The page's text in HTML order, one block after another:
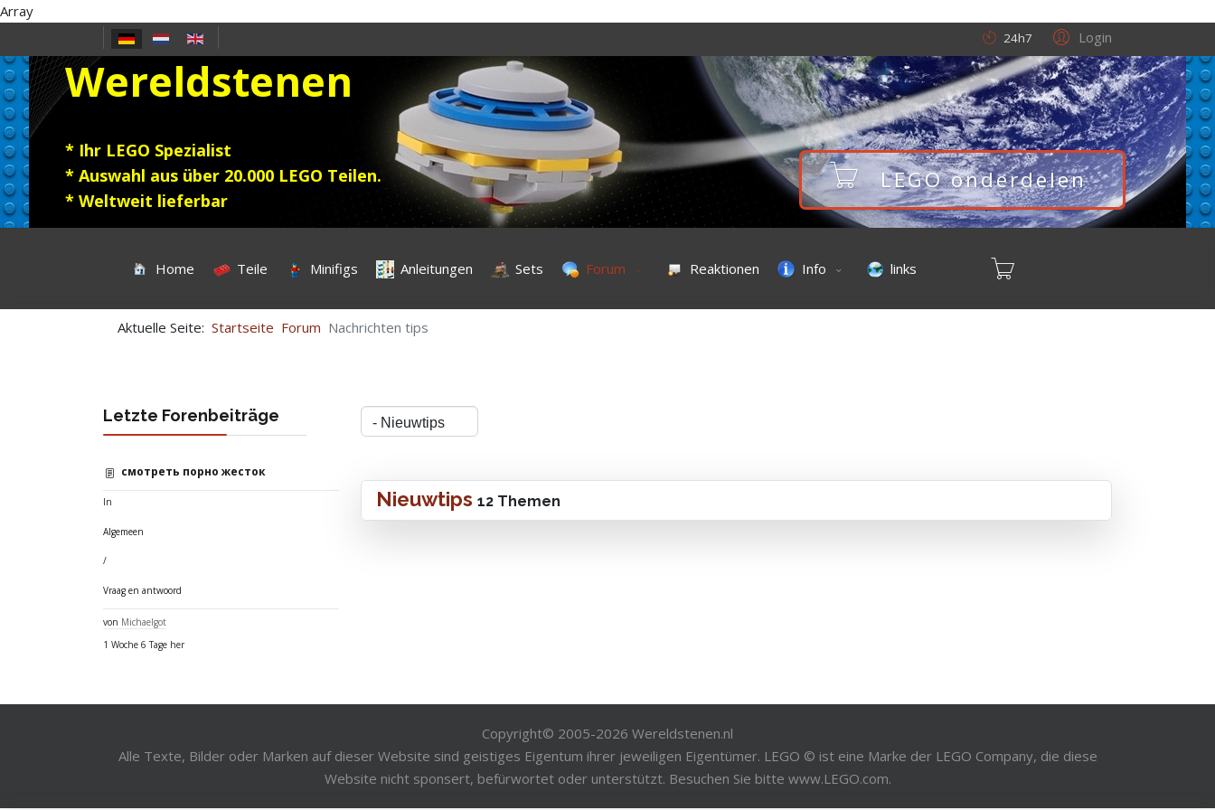
Array
Sprache auswählen
Login
24h7
* Ihr LEGO Spezialist
* Auswahl aus über 20.000 LEGO Teilen.
* Weltweit lieferbar
Wereldstenen
LEGO onderdelen
Home Teile Minifigs Anleitungen Sets Forum Reaktionen Info links
Aktuelle Seite: Startseite Forum Nachrichten tips
Letzte Forenbeiträge
смотреть порно жесток
In
Algemeen
/
Vraag en antwoord
von Michaelgot
1 Woche 6 Tage her
Nieuwtips 12 Themen
Copyright© 2005-2026 Wereldstenen.nl
Alle Texte, Bilder oder Marken auf dieser Website sind geistiges Eigentum ihrer jeweiligen Eigentümer. LEGO © ist eine Marke der LEGO Company, die diese
Website nicht sponsert, befürwortet oder unterstützt. Besuchen Sie bitte www.LEGO.com.